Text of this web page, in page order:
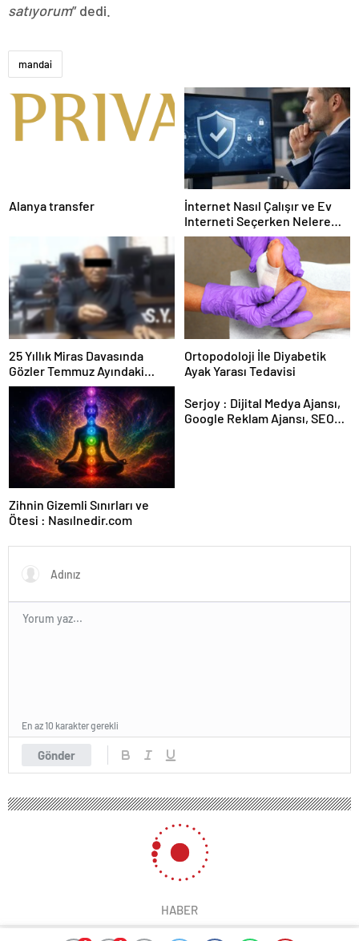
satıyorum” dedi.
mandai
Alanya transfer
İnternet Nasıl Çalışır ve Ev
Interneti Seçerken Nelere
Dikkat Etmelisiniz
25 Yıllık Miras Davasında
Gözler Temmuz Ayındaki
Karar Duruşmasına Çevrildi
Ortopodoloji İle Diyabetik
Ayak Yarası Tedavisi
Zihnin Gizemli Sınırları ve
Ötesi : Nasılnedir.com
Serjoy : Dijital Medya Ajansı,
Google Reklam Ajansı, SEO
Gönder
En az 10 karakter gerekli
HABER